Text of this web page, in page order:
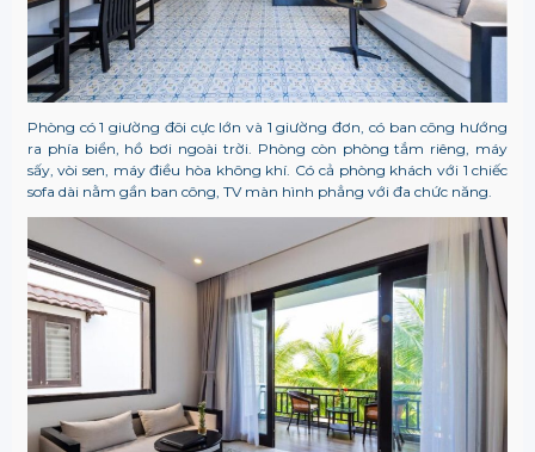
Phòng có 1 giường đôi cực lớn và 1 giường đơn, có ban công hướng
ra phía biển, hồ bơi ngoài trời. Phòng còn phòng tắm riêng, máy
sấy, vòi sen, máy điều hòa không khí. Có cả phòng khách với 1 chiếc
sofa dài nằm gần ban công, TV màn hình phẳng với đa chức năng.